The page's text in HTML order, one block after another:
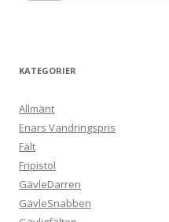
KATEGORIER
Allmänt
Enars Vandringspris
Fält
Fripistol
GävleDarren
GävleSnabben